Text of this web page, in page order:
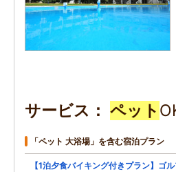
サービス ペット
「ペット 大浴場」を含む宿泊プラン
【1泊夕食バイキング付きプラン】ゴ